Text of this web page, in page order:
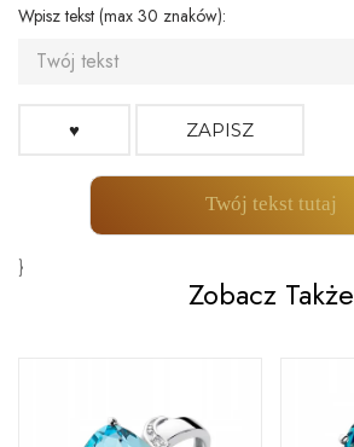
Wpisz tekst (max 30 znaków):
♥ ZAPISZ
Twój tekst tutaj
}
Zobacz Także